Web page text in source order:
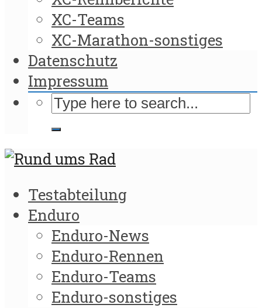
XC-Teams
XC-Marathon-sonstiges
Datenschutz
Impressum
Testabteilung
Enduro
Enduro-News
Enduro-Rennen
Enduro-Teams
Enduro-sonstiges